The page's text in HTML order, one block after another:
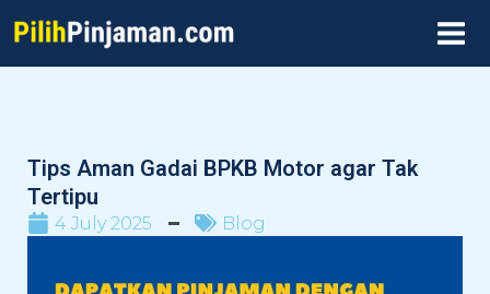
to
content
Tips Aman Gadai BPKB Motor agar Tak
Tertipu
4 July 2025 Blog